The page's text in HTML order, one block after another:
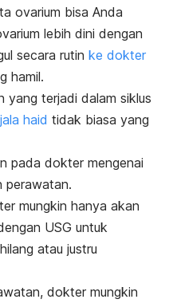
ovarium bisa Anda
lebih dini dengan
secara rutin ke dokter
hamil.
yang terjadi dalam siklus
haid tidak biasa yang
pada dokter mengenai
perawatan.
mungkin hanya akan
USG untuk
atau justru
dokter mungkin